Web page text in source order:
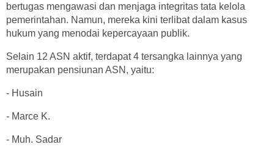
bertugas mengawasi dan menjaga integritas tata kelola
pemerintahan. Namun, mereka kini terlibat dalam kasus
hukum yang menodai kepercayaan publik.
Selain 12 ASN aktif, terdapat 4 tersangka lainnya yang
merupakan pensiunan ASN, yaitu:
- Husain
- Marce K.
- Muh. Sadar